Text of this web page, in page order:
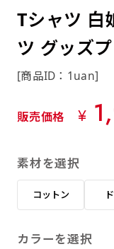
Tシャツ 白
ツ グッズ
[商品ID：1uan]
販売価格 ¥
素材を選択
コットン
カラーを選択
つくった、
ません。
リピート（要
弊社よりJPG
入稿（AI／
購入時の案内
する場合が
セル不可とな
幅は標準サイ
近距離の歩行
幅は標準サイ
近距離の歩行
上下チチ
上左右チチ
（上と左右）
ハトメ四隅
ポンジをやや
べると約2倍の